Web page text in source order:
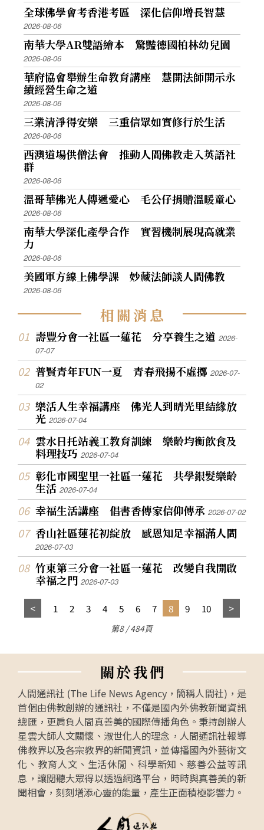
全球佛學會考香港考區 深化信仰增長智慧
2026-08-06
南華大學AR雙語繪本 驚豔德國柏林幼兒園
2026-08-06
華府協會舉辦生命教育講座 慧開法師開示永
續經營生命之道
2026-08-06
三業清淨得安樂 三重信眾如實修行於生活
2026-08-06
西澳道場供僧法會 推動人間佛教走入英語社
群
2026-08-06
溫哥華佛光人傳遞愛心 毛公仔捐贈溫暖童心
2026-08-06
南華大學深化產學合作 實習機制展現高就業
力
2026-08-06
美國軍方線上佛學課 妙藏法師談人間佛教
2026-08-06
相關消息
壽豐分會一社區一蓮花 分享養生之道2026-
07-07
普賢青年FUN一夏 青春飛揚不虛擲2026-07-
02
樂活人生幸福講座 佛光人到晴光里結緣放
光2026-07-04
雲水日托站義工教育訓練 樂齡均衡飲食及
料理技巧2026-07-04
彰化市國聖里一社區一蓮花 共學銀髮樂齡
生活2026-07-04
幸福生活講座 倡書香傳家信仰傳承2026-07-02
香山社區蓮花初綻放 感恩知足幸福滿人間
2026-07-03
竹東第三分會一社區一蓮花 改變自我開啟
幸福之門2026-07-03
1 2 3 4 5 6 7 8 9 10
第8 / 484頁
關於我們
人間通訊社 (The Life News Agency，簡稱人間社)，是
首個由佛教創辦的通訊社，不僅是國內外佛教新聞資訊
總匯，更肩負人間真善美的國際傳播角色。秉持創辦人
星雲大師人文關懷、淑世化人的理念，人間通訊社報導
佛教界以及各宗教界的新聞資訊，並傳播國內外藝術文
化、教育人文、生活休閒、科學新知、慈善公益等訊
息，讓閱聽大眾得以透過網路平台，時時與真善美的新
聞相會，刻刻增添心靈的能量，產生正面積極影響力。